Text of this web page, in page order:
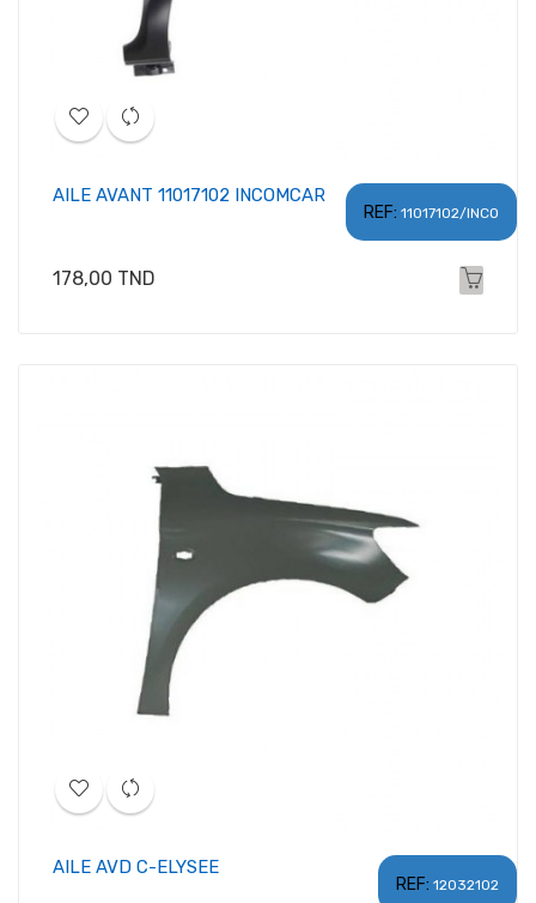
REF: 11017102/INCO
AILE AVANT 11017102 INCOMCAR
Prix
178,00 TND
REF: 12032102
AILE AVD C-ELYSEE